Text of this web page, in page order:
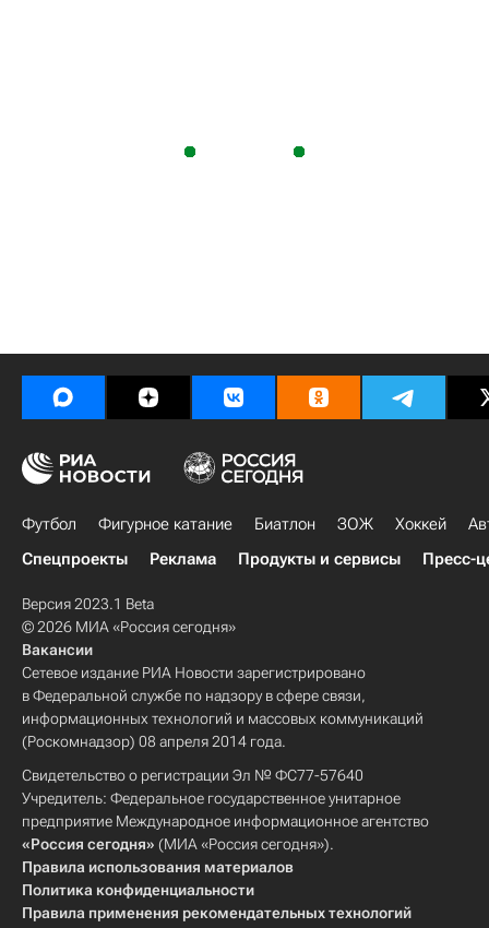
Футбол Фигурное катание Биатлон ЗОЖ Хоккей
Спецпроекты
Реклама Продукты и сервисы Пресс-
Версия 2023.1 Beta
© 2026 МИА «Россия сегодня»
Вакансии
Сетевое издание РИА Новости зарегистрировано
в Федеральной службе по надзору в сфере связи,
информационных технологий и массовых коммуникаций
(Роскомнадзор) 08 апреля 2014 года.
Свидетельство о регистрации Эл № ФС77-57640
Учредитель: Федеральное государственное унитарное
предприятие Международное информационное агентство
«Россия сегодня» (МИА «Россия сегодня»).
Правила использования материалов
Политика конфиденциальности
Правила применения рекомендательных технологий